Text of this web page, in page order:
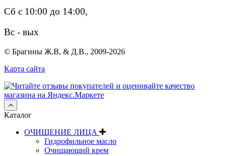
Сб с 10:00 до 14:00,
Вс - вых
© Брагины Ж.В, & Д.В., 2009-2026
Карта сайта
Каталог
ОЧИЩЕНИЕ ЛИЦА
Гидрофильное масло
Очищающий крем